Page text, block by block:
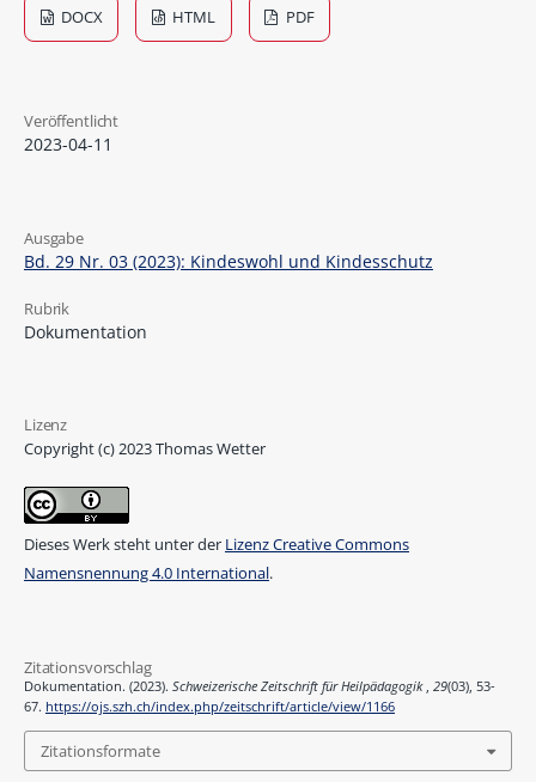
DOCX HTML PDF
Veröffentlicht
2023-04-11
Ausgabe
Bd. 29 Nr. 03 (2023): Kindeswohl und Kindesschutz
Rubrik
Dokumentation
Lizenz
Copyright (c) 2023 Thomas Wetter
Dieses Werk steht unter der Lizenz Creative Commons
Namensnennung 4.0 International.
Zitationsvorschlag
Dokumentation. (2023). Schweizerische Zeitschrift für Heilpädagogik , 29(03), 53-
67. https://ojs.szh.ch/index.php/zeitschrift/article/view/1166
Zitationsformate